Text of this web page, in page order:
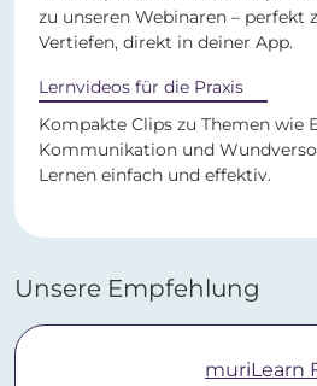
zu unseren Webinaren – perfekt
Vertiefen, direkt in deiner App.
Lernvideos für die Praxis
Kompakte Clips zu Themen wie
Kommunikation und
Lernen einfach und effektiv.
Unsere Empfehlung
muriLearn